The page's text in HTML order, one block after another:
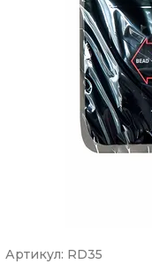
Артикул: RD35